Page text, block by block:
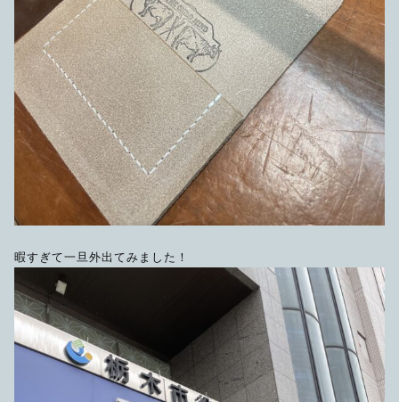
暇すぎて一旦外出てみました！